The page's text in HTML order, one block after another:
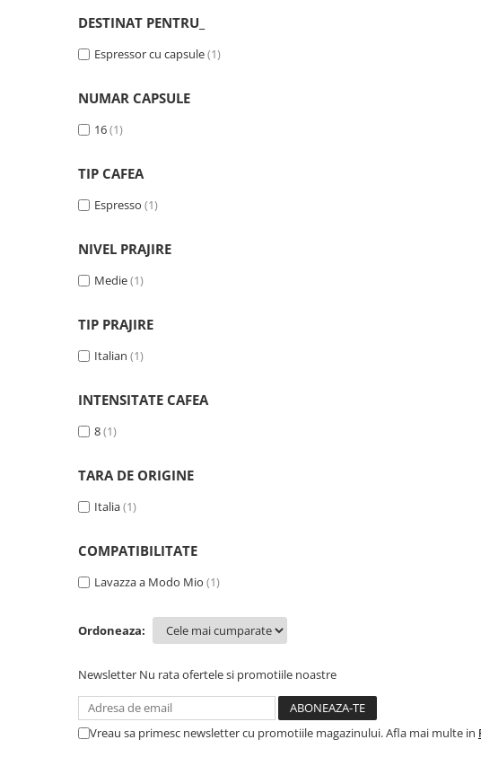
DESTINAT PENTRU_
Espressor cu capsule(1)
NUMAR CAPSULE
16(1)
TIP CAFEA
Espresso (1)
NIVEL PRAJIRE
Medie(1)
TIP PRAJIRE
Italian (1)
INTENSITATE CAFEA
8(1)
TARA DE ORIGINE
Italia(1)
COMPATIBILITATE
Lavazza a Modo Mio (1)
Ordoneaza:
Newsletter Nu rata ofertele si promotiile noastre
Vreau sa primesc newsletter cu promotiile magazinului. Afla mai multe in